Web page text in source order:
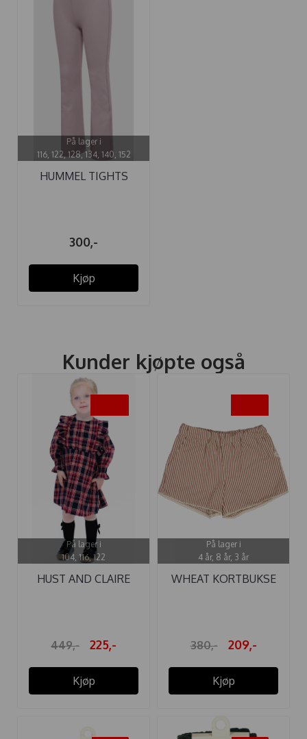
På lager i
116, 122, 128, 134, 140, 152
HUMMEL TIGHTS
300,-
Kjøp
Kunder kjøpte også
På lager i
104, 116, 122
HUST AND CLAIRE
449,- 225,-
Kjøp
På lager i
4 år, 8 år, 3 år
WHEAT KORTBUKSE
380,- 209,-
Kjøp